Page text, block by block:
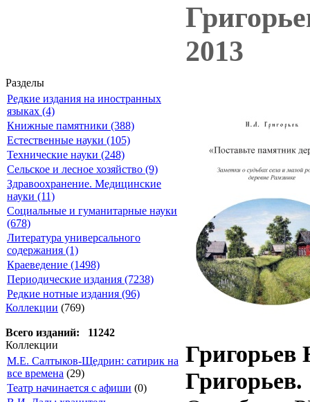
Разделы
Редкие издания на иностранных
языках (4)
Книжные памятники (388)
Естественные науки (105)
Технические науки (248)
Сельское и лесное хозяйство (9)
Здравоохранение. Медицинские
науки (11)
Социальные и гуманитарные науки
(678)
Литература универсального
содержания (1)
Краеведение (1498)
Периодические издания (7238)
Редкие нотные издания (96)
Коллекции (769)
Всего изданий: 11242
Коллекции
М.Е. Салтыков-Щедрин: сатирик на
все времена (29)
Театр начинается с афиши (0)
2013
Григорьев
Григорьев.